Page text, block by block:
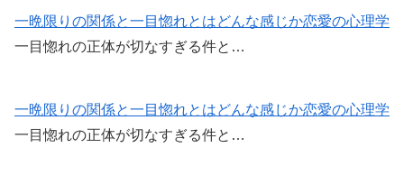
k
一晩限りの関係と一目惚れとはどんな感じか恋愛の心理学
一目惚れの正体が切なすぎる件と…
一晩限りの関係と一目惚れとはどんな感じか恋愛の心理学
一目惚れの正体が切なすぎる件と…